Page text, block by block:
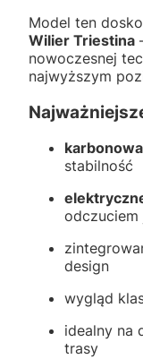
Model ten
Wilier Triestina
nowoczesnej
najwyższym
stabilność
odczuciem
design
wygląd
idealny na
trasy